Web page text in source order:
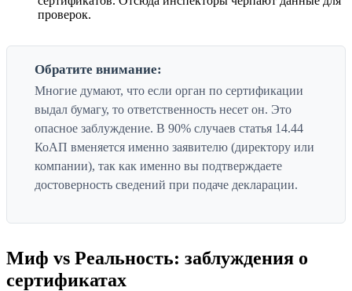
проверок.
Обратите внимание:
Многие думают, что если орган по сертификации
выдал бумагу, то ответственность несет он. Это
опасное заблуждение. В 90% случаев статья 14.44
КоАП вменяется именно заявителю (директору или
компании), так как именно вы подтверждаете
достоверность сведений при подаче декларации.
Миф vs Реальность: заблуждения о
сертификатах